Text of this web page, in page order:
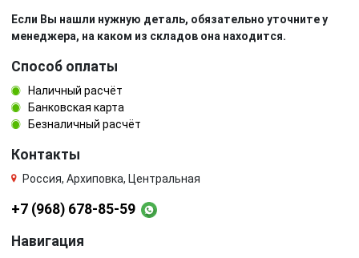
Если Вы нашли нужную деталь, обязательно уточните у
менеджера, на каком из складов она находится.
Способ оплаты
Наличный расчёт
Банковская карта
Безналичный расчёт
Контакты
Россия, Архиповка, Центральная
+7 (968) 678-85-59
Навигация